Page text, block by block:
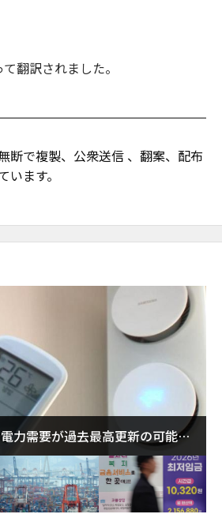
翻訳されました。
断で複製、公衆送信 、翻案、配布
ます。
力需要が過去最高更新の可能性
検